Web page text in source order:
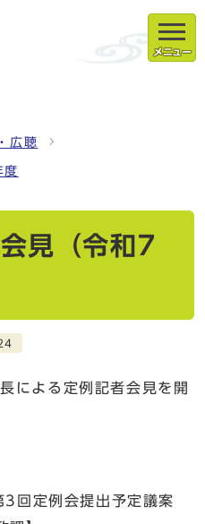
メニュー
広聴
度
見（令和7
による定例記者会見を開
回定例会提出予定議案